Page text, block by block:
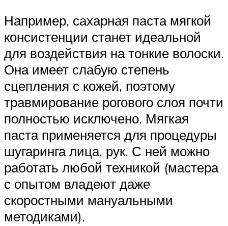
Например, сахарная паста мягкой
консистенции станет идеальной
для воздействия на тонкие волоски.
Она имеет слабую степень
сцепления с кожей, поэтому
травмирование рогового слоя почти
полностью исключено. Мягкая
паста применяется для процедуры
шугаринга лица, рук. С ней можно
работать любой техникой (мастера
с опытом владеют даже
скоростными мануальными
методиками).